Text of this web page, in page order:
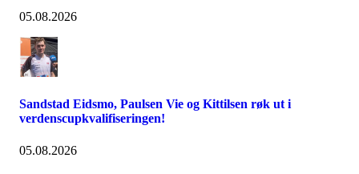
05.08.2026
Sandstad Eidsmo, Paulsen Vie og Kittilsen røk ut i
verdenscupkvalifiseringen!
05.08.2026